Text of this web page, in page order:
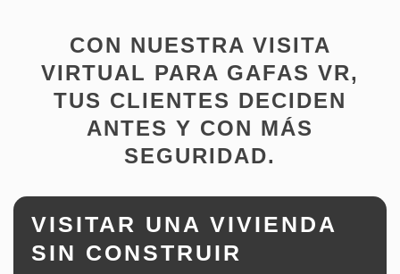
CON NUESTRA VISITA
VIRTUAL PARA GAFAS VR,
TUS CLIENTES DECIDEN
ANTES Y CON MÁS
SEGURIDAD.
VISITAR UNA VIVIENDA
SIN CONSTRUIR